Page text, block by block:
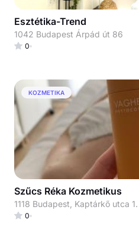
Esztétika-Trend
1042 Budapest Árpád út 86
0
KOZMETIKA
Szűcs Réka Kozmetikus
1118 Budapest, Kaptárkő utca 1.
0